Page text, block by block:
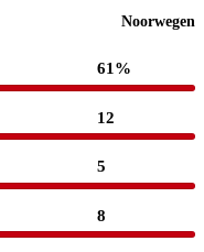
Noorwegen
61%
12
5
8